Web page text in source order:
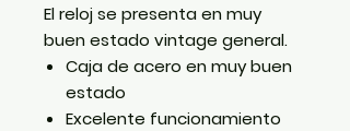
El reloj se presenta en muy
buen estado vintage general.
Caja de acero en muy buen
estado
Excelente funcionamiento